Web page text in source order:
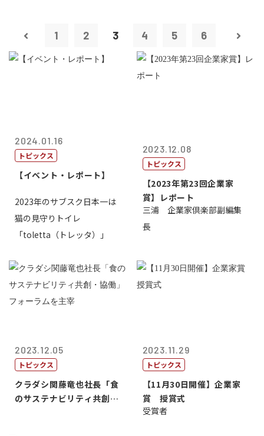
1 2 3 4 5 6
2024.01.16
トピックス
【イベント・レポート】
2023年のサブスク日本一は
猫の見守りトイレ
「toletta（トレッタ）」
2023.12.08
トピックス
【2023年第23回企業家
賞】レポート
三浦 企業家倶楽部副編集
長
2023.12.05
トピックス
クラダシ関藤竜也社長「食
のサステナビリティ共創・
2023.11.29
トピックス
【11月30日開催】企業家
賞 授賞式
受賞者